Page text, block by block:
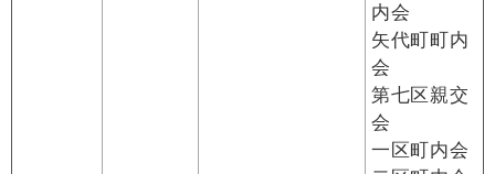
内会
矢代町町内
会
第七区親交
会
一区町内会